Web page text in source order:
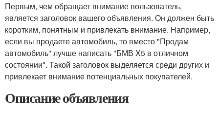
Первым, чем обращает внимание пользователь,
является заголовок вашего объявления. Он должен быть
коротким, понятным и привлекать внимание. Например,
если вы продаете автомобиль, то вместо "Продам
автомобиль" лучше написать "БМВ X5 в отличном
состоянии". Такой заголовок выделяется среди других и
привлекает внимание потенциальных покупателей.
Описание объявления